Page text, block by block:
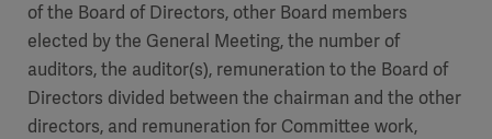
of the Board of Directors, other Board members
elected by the General Meeting, the number of
auditors, the auditor(s), remuneration to the Board of
Directors divided between the chairman and the other
directors, and remuneration for Committee work,